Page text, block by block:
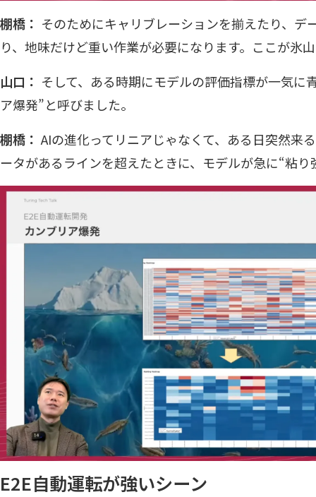
棚橋： そのためにキャリブレーションを揃えたり、デ
り、地味だけど重い作業が必要になります。ここが氷
山口： そして、ある時期にモデルの評価指標が一気に
ア爆発”と呼びました。
棚橋： AIの進化ってリニアじゃなくて、ある日突然来
ータがあるラインを超えたときに、モデルが急に“粘
E2E自動運転が強いシーン